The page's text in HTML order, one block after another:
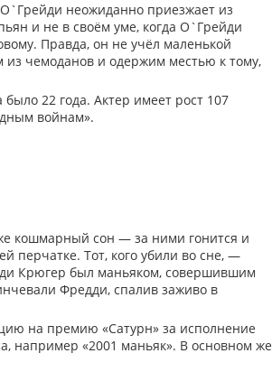
О`Грейди неожиданно приезжает из
и не в своём уме, когда О`Грейди
Правда, он не учёл маленькой
из чемоданов и одержим местью к тому,
22 года. Актер имеет рост 107
войнам».
кошмарный сон — за ними гонится и
перчатке. Тот, кого убили во сне, —
Крюгер был маньяком, совершившим
Фредди, спалив заживо в
на премию «Сатурн» за исполнение
например «2001 маньяк». В основном же